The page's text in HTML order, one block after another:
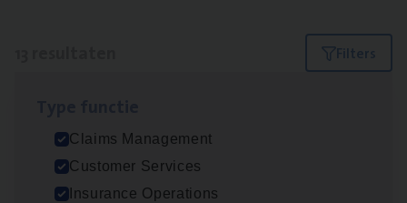
Filters
Claims Management
Customer Services
Insurance Operations
Scha­de Expert Fleet
Claims Management
Antwerpen